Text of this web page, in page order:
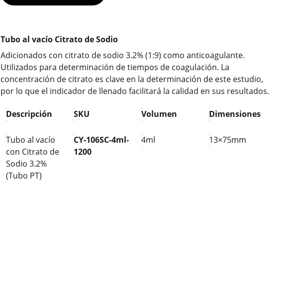
Tubo al vacío Citrato de Sodio
Adicionados con citrato de sodio 3.2% (1:9) como anticoagulante.
Utilizados para determinación de tiempos de coagulación. La
concentración de citrato es clave en la determinación de este estudio,
por lo que el indicador de llenado facilitará la calidad en sus resultados.
Descripción SKU Volumen Dimensiones
Tubo al vacío
con Citrato de
Sodio 3.2%
(Tubo PT)
CY-106SC-4ml-
1200
4ml 13×75mm